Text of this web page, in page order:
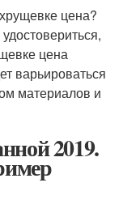
цена?
цена
варьироваться
материалов и
2019.